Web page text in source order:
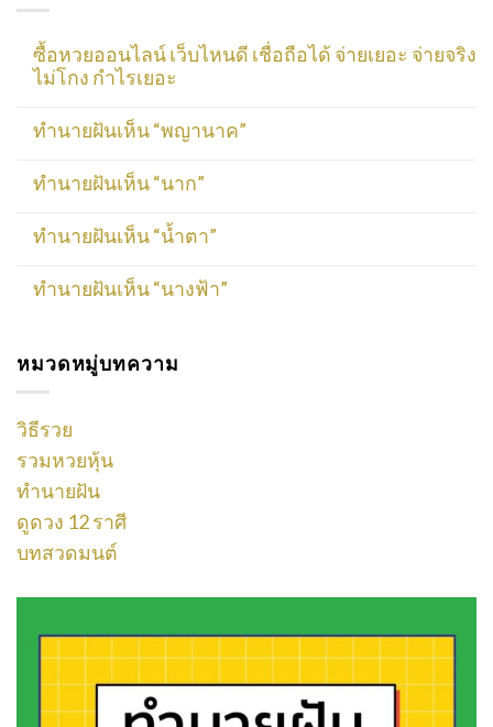
ซื้อหวยออนไลน์ เว็บไหนดี เชื่อถือได้ จ่ายเยอะ จ่ายจริง
ไม่โกง กำไรเยอะ
ทำนายฝันเห็น “พญานาค”
ทำนายฝันเห็น “นาก”
ทำนายฝันเห็น “น้ำตา”
ทำนายฝันเห็น “นางฟ้า”
หมวดหมู่บทความ
วิธีรวย
รวมหวยหุ้น
ทำนายฝัน
ดูดวง 12 ราศี
บทสวดมนต์